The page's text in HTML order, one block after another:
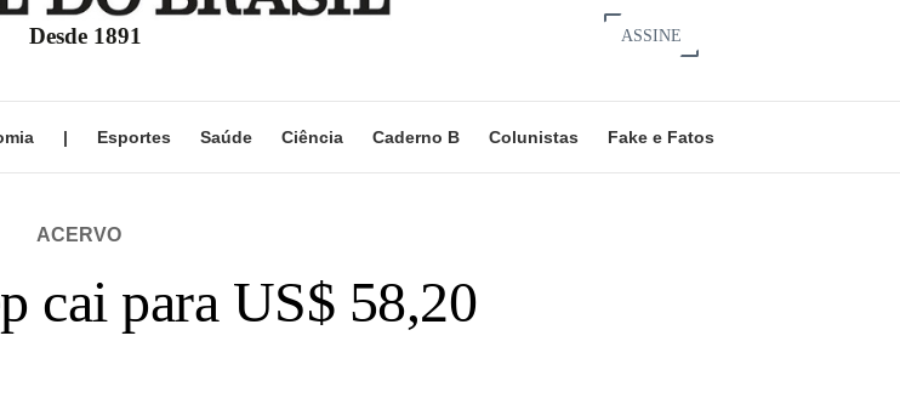
Desde 1891 ASSINE
| Esportes Saúde Ciência Caderno B Colunistas Fake e Fatos
ACERVO
cai para US$ 58,20